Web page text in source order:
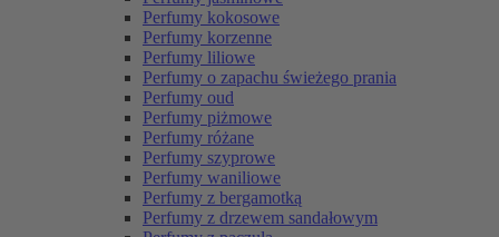
Perfumy kokosowe
Perfumy korzenne
Perfumy liliowe
Perfumy o zapachu świeżego prania
Perfumy oud
Perfumy piżmowe
Perfumy różane
Perfumy szyprowe
Perfumy waniliowe
Perfumy z bergamotką
Perfumy z drzewem sandałowym